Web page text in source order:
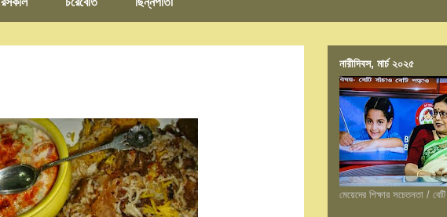
নারীদিবস, মার্চ ২০২৫
মেয়েদের শিক্ষার সচেতনতা /